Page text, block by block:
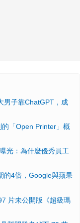
男子靠ChatGPT，成
「Open Printer」概
光：為什麼優秀員工
的4倍，Google與蘋果
片未公開版《超級瑪